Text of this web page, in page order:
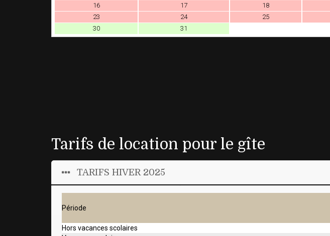
16
17 18
23
24 25
30
31
Tarifs de location pour le gîte
TARIFS HIVER 2025
Période
Hors vacances scolaires